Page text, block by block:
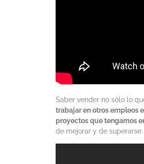
Saber vender no sólo lo
trabajar en otros empleos
proyectos que tengamos
de mejorar y de superarse.